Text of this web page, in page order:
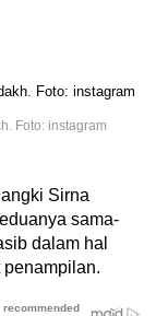
Foto: instagram
Sirna
sama-
dalam hal
penampilan.